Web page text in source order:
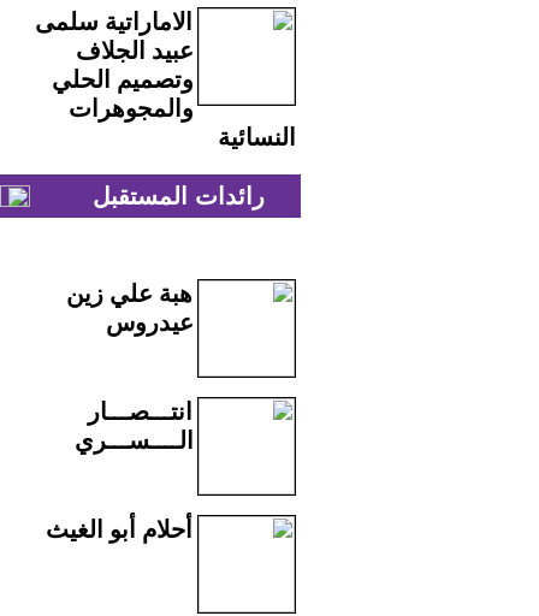
الاماراتية سلمى
عبيد الجلاف
وتصميم الحلي
والمجوهرات
النسائية
رائدات المستقبل
هبة علي زين
عيدروس
انتـــصـــار
الــــســـري
أحلام أبو الغيث